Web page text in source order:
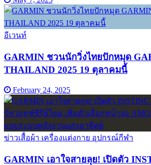
อีเวนท์
GARMIN ชวนนักวิ่งไทยปักหมุด
THAILAND 2025 19 ตุลาคมนี้
February 24, 2025
ข่าวเสื้อผ้า เครื่องแต่งกาย อุปกรณ์กีฬา
GARMIN เอาใจสายลุย! เปิดตัว